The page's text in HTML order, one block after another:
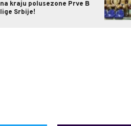
na kraju polusezone Prve B
lige Srbije!